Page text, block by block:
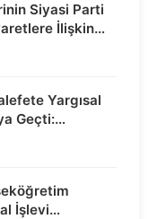
Siyasi Parti
İlişkin
Yargısal
Geçti:
İşlevi